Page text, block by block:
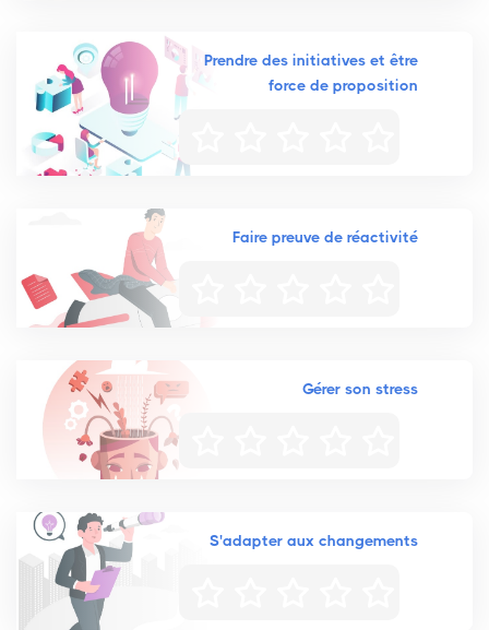
Prendre des initiatives et être
force de proposition
Faire preuve de réactivité
Gérer son stress
S'adapter aux changements